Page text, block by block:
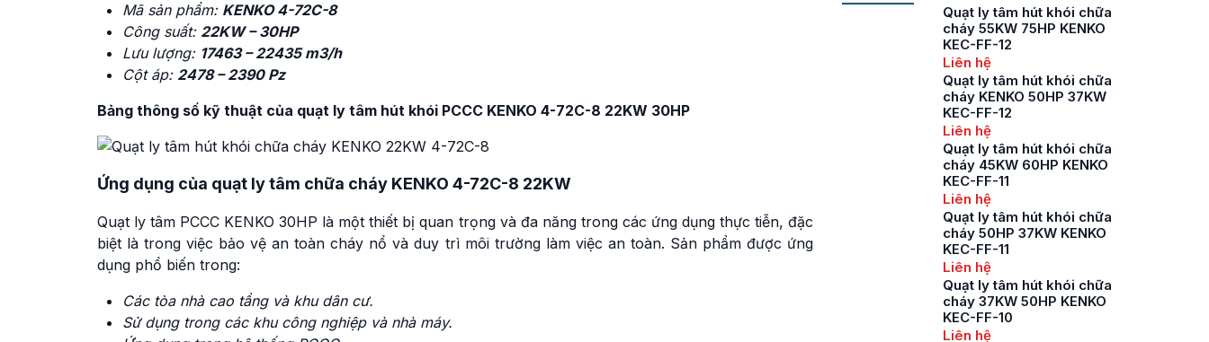
Mã sản phẩm: KENKO 4-72C-8
Công suất: 22KW – 30HP
Lưu lượng: 17463 – 22435 m3/h
Cột áp: 2478 – 2390 Pz
Bảng thông số kỹ thuật của quạt ly tâm hút khói PCCC KENKO 4-72C-8 22KW 30HP
Ứng dụng của quạt ly tâm chữa cháy KENKO 4-72C-8 22KW
Quạt ly tâm PCCC KENKO 30HP là một thiết bị quan trọng và đa năng trong các ứng dụng thực tiễn, đặc
biệt là trong việc bảo vệ an toàn cháy nổ và duy trì môi trường làm việc an toàn. Sản phẩm được ứng
dụng phổ biến trong:
Các tòa nhà cao tầng và khu dân cư.
Sử dụng trong các khu công nghiệp và nhà máy.
Quạt ly tâm hút khói chữa
cháy 55KW 75HP KENKO
KEC-FF-12
Liên hệ
Quạt ly tâm hút khói chữa
cháy KENKO 50HP 37KW
KEC-FF-12
Liên hệ
Quạt ly tâm hút khói chữa
cháy 45KW 60HP KENKO
KEC-FF-11
Liên hệ
Quạt ly tâm hút khói chữa
cháy 50HP 37KW KENKO
KEC-FF-11
Liên hệ
Quạt ly tâm hút khói chữa
cháy 37KW 50HP KENKO
KEC-FF-10
Liên hệ